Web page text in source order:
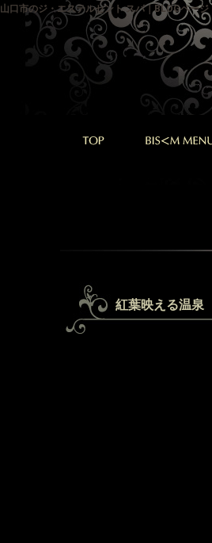
山口市のジ・エステルセント スパ｜BLOGページ
紅葉映える温泉